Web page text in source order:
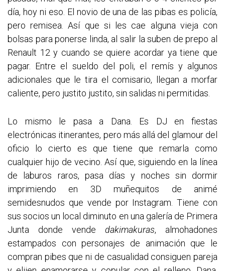
día, hoy ni eso. El novio de una de las pibas es policía,
pero remisea. Así que si les cae alguna vieja con
bolsas para ponerse linda, al salir la suben de prepo al
Renault 12 y cuando se quiere acordar ya tiene que
pagar. Entre el sueldo del poli, el remís y algunos
adicionales que le tira el comisario, llegan a morfar
caliente, pero justito justito, sin salidas ni permitidas.
Lo mismo le pasa a Dana. Es DJ en fiestas
electrónicas itinerantes, pero más allá del glamour del
oficio lo cierto es que tiene que remarla como
cualquier hijo de vecino. Así que, siguiendo en la línea
de laburos raros, pasa días y noches sin dormir
imprimiendo en 3D muñequitos de animé
semidesnudos que vende por Instagram. Tiene con
sus socios un local diminuto en una galería de Primera
Junta donde vende dakimakuras, almohadones
estampados con personajes de animación que le
compran pibes que ni de casualidad consiguen pareja